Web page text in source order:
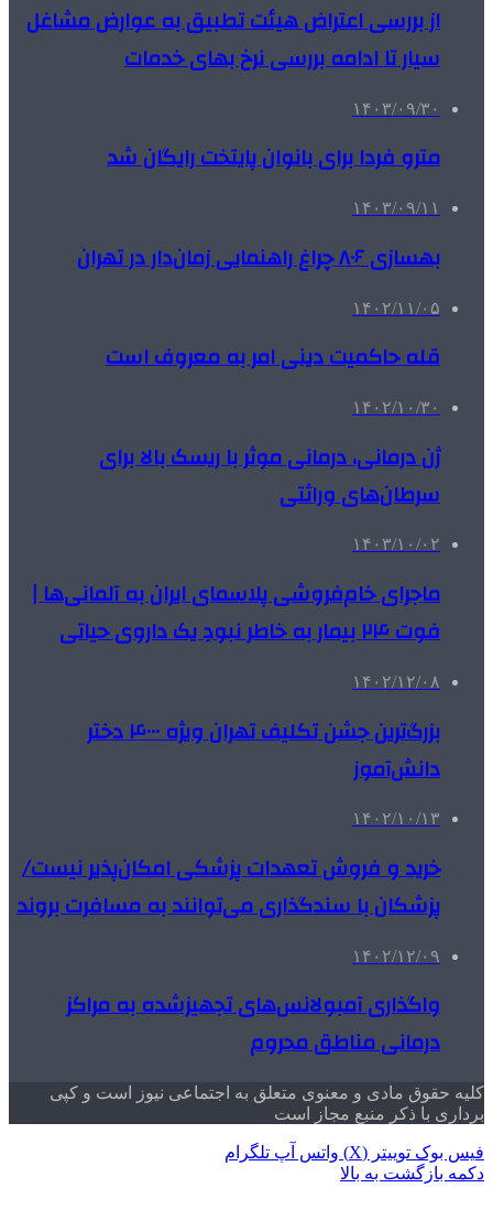
از بررسی اعتراض هیئت تطبیق به عوارض مشاغل
سیار تا ادامه بررسی نرخ بهای خدمات
۱۴۰۳/۰۹/۳۰
مترو فردا برای بانوان پایتخت رایگان شد
۱۴۰۳/۰۹/۱۱
بهسازی ۸۰۶ چراغ‌ راهنمایی زمان‌دار در تهران
۱۴۰۲/۱۱/۰۵
قله حاکمیت دینی امر به معروف است
۱۴۰۲/۱۰/۳۰
ژن درمانی، درمانی موثر با ریسک بالا برای
سرطان‌های وراثتی
۱۴۰۳/۱۰/۰۲
ماجرای خام‌فروشی پلاسمای ایران به آلمانی‌ها |
فوت ۲۴ بیمار به خاطر نبودِ یک داروی حیاتی
۱۴۰۲/۱۲/۰۸
بزرگ‌ترین جشن تکلیف تهران ویژه ۴۰۰۰ دختر
دانش‌آموز
۱۴۰۲/۱۰/۱۳
خرید و فروش تعهدات پزشکی امکان‌پذیر نیست/
پزشکان با سندگذاری می‌توانند به مسافرت بروند
۱۴۰۲/۱۲/۰۹
واگذاری آمبولانس‌های تجهیزشده به مراکز
درمانی مناطق محروم
کلیه حقوق مادی و معنوی متعلق به اجتماعی نیوز است و کپی
برداری با ذکر منبع مجاز است
فیس بوک توییتر (X) واتس آپ تلگرام
دکمه بازگشت به بالا